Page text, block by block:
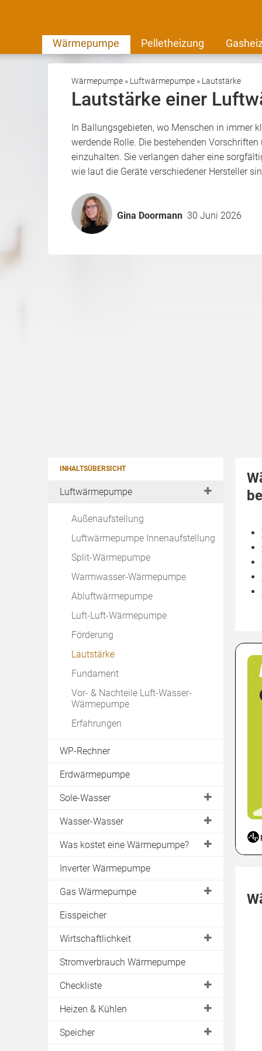
Wärmepumpe Pelletheizung
Wärmepumpe » Luftwärmepumpe » Lautstärke
Lautstärke einer
In Ballungsgebieten, wo Menschen in immer
werdende Rolle. Die bestehenden
einzuhalten. Sie verlangen daher eine
wie laut die Geräte verschiedener Hersteller
Gina Doormann 30 Juni 2026
INHALTSÜBERSICHT
Luftwärmepumpe
Außenaufstellung
Luftwärmepumpe Innenaufstellung
Split-Wärmepumpe
Warmwasser-Wärmepumpe
Abluftwärmepumpe
Luft-Luft-Wärmepumpe
Förderung
Lautstärke
Fundament
Vor- & Nachteile Luft-Wasser-
Wärmepumpe
Erfahrungen
WP-Rechner
Erdwärmepumpe
Sole-Wasser
Erdreich
Geothermie
Erdwärmekörbe
Erdsonde
Energiezaun
Bohrung
Wasser-Wasser
Brunnen
Grundwasser
Was kostet eine Wärmepumpe?
Sole-Wasser
Wasser-Wasser
Luft-Luft
Inverter Wärmepumpe
Gas Wärmepumpe
Gasmotor
Absorptionswärmepumpe
Eisspeicher
Wirtschaftlichkeit
Effizienzfaktoren
Jahresarbeitszahl
Wärmepumpenstrom
Stromverbrauch Wärmepumpe
Checkliste
Machbarkeit
Ertrag
Heizen & Kühlen
Betriebsarten
Speicher